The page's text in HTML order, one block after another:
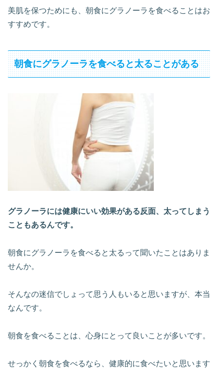
美肌を保つためにも、朝食にグラノーラを食べることはお
すすめです。
朝食にグラノーラを食べると太ることがある
グラノーラには健康にいい効果がある反面、太ってしまう
こともあるんです。
朝食にグラノーラを食べると太るって聞いたことはありま
せんか。
そんなの迷信でしょって思う人もいると思いますが、本当
なんです。
朝食を食べることは、心身にとって良いことが多いです。
せっかく朝食を食べるなら、健康的に食べたいと思います